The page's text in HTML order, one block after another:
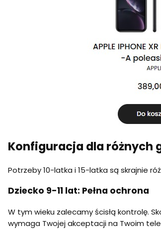
Konfiguracja dla różnych
Potrzeby 10-latka i 15-latka są skrajnie
Dziecko 9-11 lat: Pełna ochrona
W tym wieku zalecamy ścisłą kontrolę.
wymaga Twojej akceptacji na Twoim